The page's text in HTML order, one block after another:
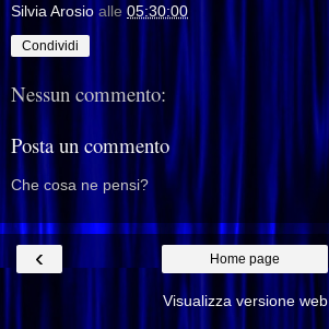
Silvia Arosio alle 05:30:00
Condividi
Nessun commento:
Posta un commento
Che cosa ne pensi?
‹ Home page
Visualizza versione web